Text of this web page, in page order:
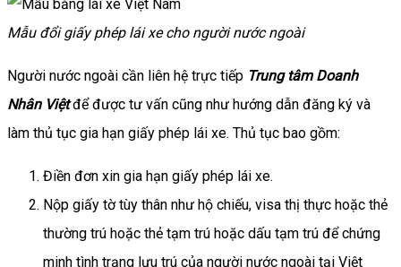
Mẫu đổi giấy phép lái xe cho người nước ngoài
Người nước ngoài cần liên hệ trực tiếp Trung tâm Doanh
Nhân Việtđể được tư vấn cũng như hướng dẫn đăng ký và
làm thủ tục gia hạn giấy phép lái xe. Thủ tục bao gồm:
Điền đơn xin gia hạn giấy phép lái xe.
Nộp giấy tờ tùy thân như hộ chiếu, visa thị thực hoặc thẻ
thường trú hoặc thẻ tạm trú hoặc dấu tạm trú để chứng
minh tình trạng lưu trú của người nước ngoài tại Việt